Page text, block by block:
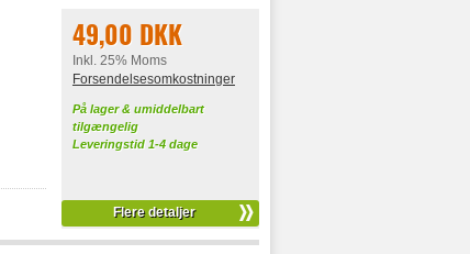
49,00 DKK
Inkl. 25% Moms
Forsendelsesomkostninger
På lager & umiddelbart
tilgængelig
Leveringstid 1-4 dage
Flere detaljer